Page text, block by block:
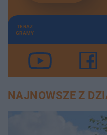
TERAZ
GRAMY
NAJNOWSZE Z